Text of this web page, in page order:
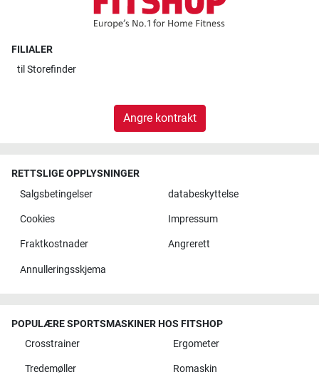
FILIALER
til Storefinder
Angre kontrakt
RETTSLIGE OPPLYSNINGER
Salgsbetingelser
databeskyttelse
Cookies Impressum
Fraktkostnader Angrerett
Annulleringsskjema
POPULÆRE SPORTSMASKINER HOS FITSHOP
Crosstrainer
Ergometer
Tredemøller Romaskin